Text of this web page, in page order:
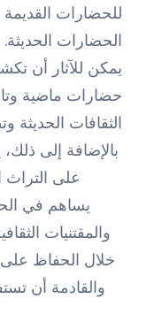
للحضارات القديمة
الحضارات الحديثة.
يمكن للآثار أن
حضارات ماضية
الثقافات الحديثة
بالإضافة إلى
على التراث
يساهم في
والمقتنيات
خلال الحفاظ على
والقادمة أن